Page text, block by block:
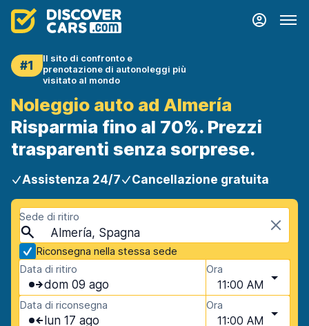
#1
Il sito di confronto e
prenotazione di autonoleggi più
visitato al mondo
Noleggio auto ad Almería
Risparmia fino al 70%. Prezzi
trasparenti senza sorprese.
Assistenza 24/7 Cancellazione gratuita
Sede di ritiro
Almería, Spagna
Riconsegna nella stessa sede
Data di ritiro
dom 09 ago
Ora
11:00 AM
Data di riconsegna
lun 17 ago
Ora
11:00 AM